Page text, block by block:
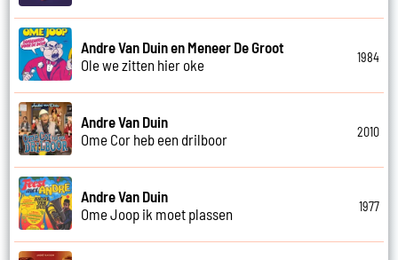
Andre Van Duin en Meneer De Groot
Ole we zitten hier oke
1984
Andre Van Duin
Ome Cor heb een drilboor
2010
Andre Van Duin
Ome Joop ik moet plassen
1977